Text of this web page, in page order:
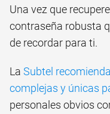
Una vez que
contraseña robusta
de recordar para ti.
La Subtel
complejas y únicas
personales obvios